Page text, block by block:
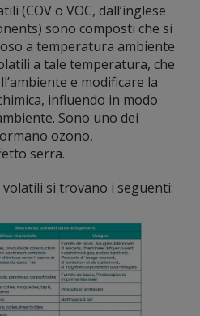
(COV o VOC, dall’inglese
sono composti che si
a temperatura ambiente
a tale temperatura, che
e modificare la
influendo in modo
Sono uno dei
ozono,
serra.
si trovano i seguenti: